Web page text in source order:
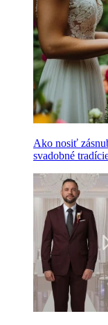
Ako nosiť
svadobné